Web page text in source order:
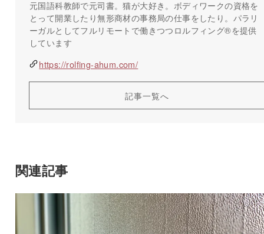
元国語科教師で元司書。猫が大好き。ボディワークの資格を
とって開業したり無形商材の事務局の仕事をしたり。パラリ
ーガルとしてフルリモートで働きつつロルフィング®️を提供
しています
https://rolfing-ahum.com/
記事一覧へ
関連記事